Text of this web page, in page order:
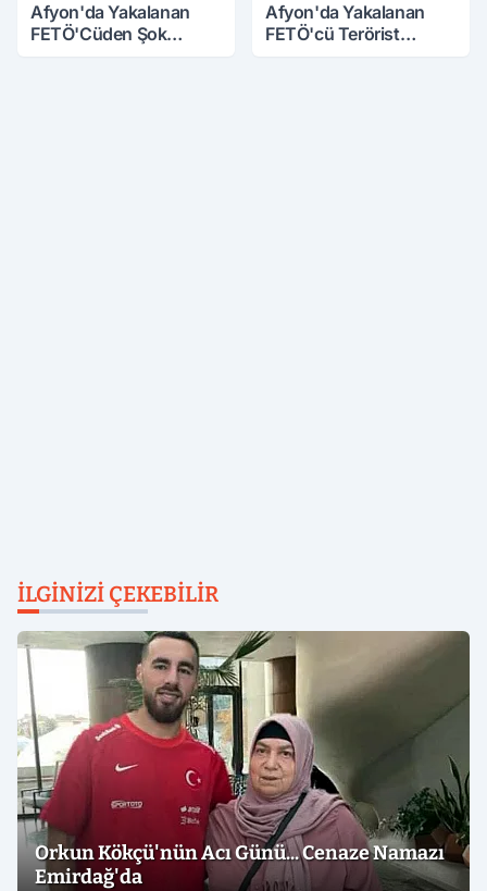
Afyon'da Yakalanan
FETÖ'Cüden Şok
Afyon'da Yakalanan
FETÖ'cü Terörist
İLGINIZI ÇEKEBILIR
Orkun Kökçü'nün Acı Günü... Cenaze Namazı
Emirdağ'da